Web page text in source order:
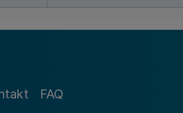
FAQ